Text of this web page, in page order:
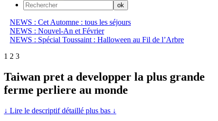
NEWS : Cet Automne : tous les séjours
NEWS : Nouvel-An et Février
NEWS : Spécial Toussaint : Halloween au Fil de l’Arbre
1 2 3
Taiwan pret a developper la plus grande
ferme perliere au monde
↓ Lire le descriptif détaillé plus bas ↓